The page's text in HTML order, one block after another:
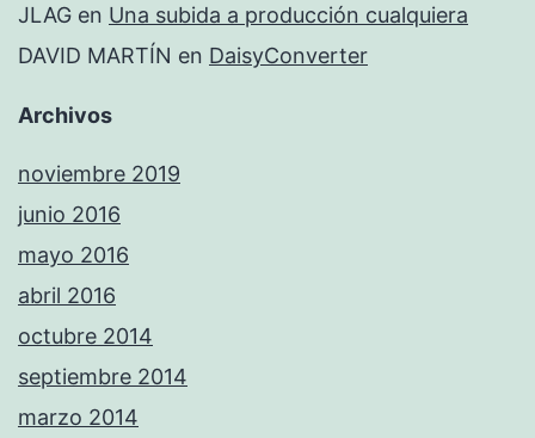
JLAG en Una subida a producción cualquiera
DAVID MARTÍN en DaisyConverter
Archivos
noviembre 2019
junio 2016
mayo 2016
abril 2016
octubre 2014
septiembre 2014
marzo 2014